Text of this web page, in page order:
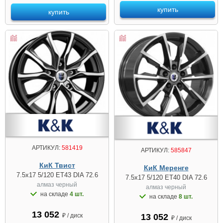
купить купить
АРТИКУЛ:581419
КиК Твист
7.5x17 5/120 ET43 DIA 72.6
алмаз чeрный
на складе 4 шт.
13 052 ₽ / диск
АРТИКУЛ:585847
КиК Меренге
7.5x17 5/120 ET40 DIA 72.6
алмаз чeрный
на складе 8 шт.
13 052 ₽ / диск